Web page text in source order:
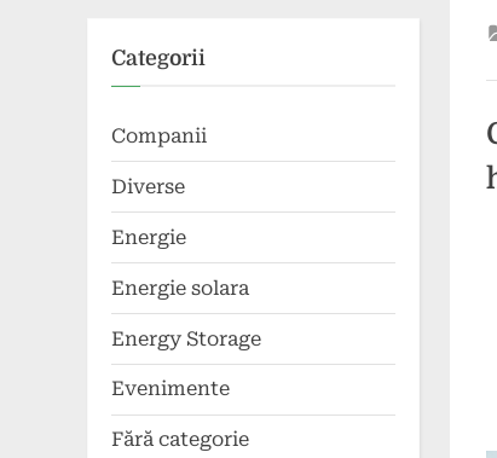
Categorii
Companii
Diverse
Energie
Energie solara
Energy Storage
Evenimente
Fără categorie